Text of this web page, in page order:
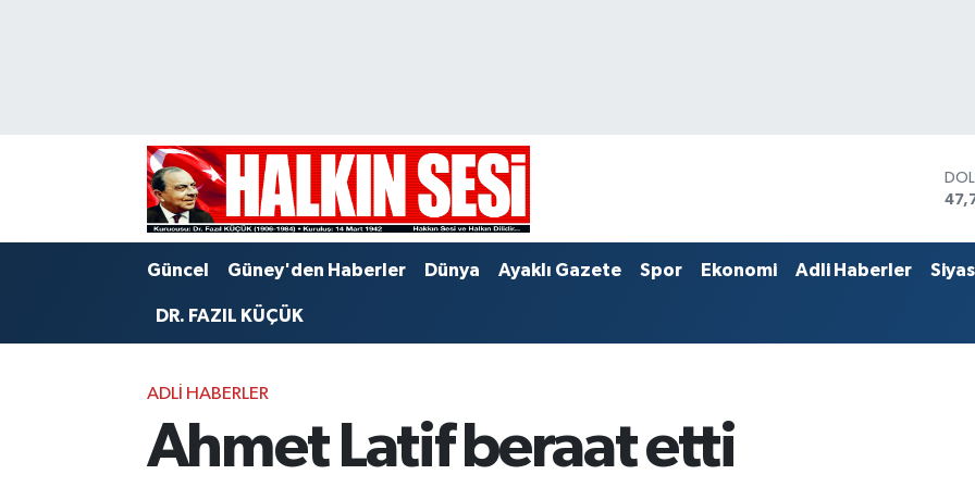
Güncel Güney'den Haberler Dünya Ayaklı Gazete Spor Ekonomi Adli Haberler
DR. FAZIL KÜÇÜK
ADLI HABERLER
Ahmet Latif beraat etti
Trafik Durumu
Puan Durumu ve Fikstür